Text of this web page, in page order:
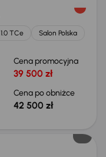
1.0 TCe
Salon Polska
Cena promocyjna
39 500 zł
Cena po obniżce
42 500 zł